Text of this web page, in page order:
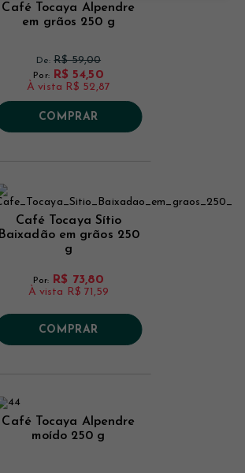
Café Tocaya Alpendre
em grãos 250 g
De:R$ 59,00
Por: R$ 54,50
À vista R$ 52,87
COMPRAR
Café Tocaya Sítio
Baixadão em grãos 250
g
Por: R$ 73,80
À vista R$ 71,59
COMPRAR
Café Tocaya Alpendre
moído 250 g